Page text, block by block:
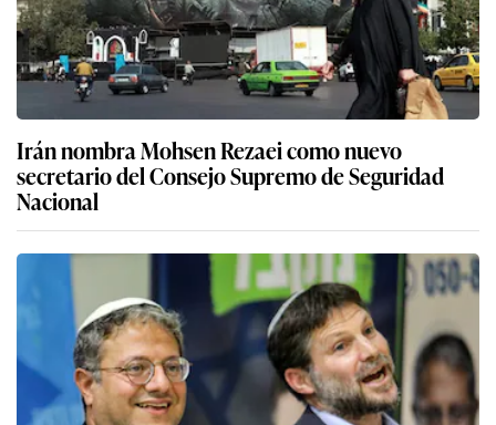
Irán nombra Mohsen Rezaei como nuevo
secretario del Consejo Supremo de Seguridad
Nacional